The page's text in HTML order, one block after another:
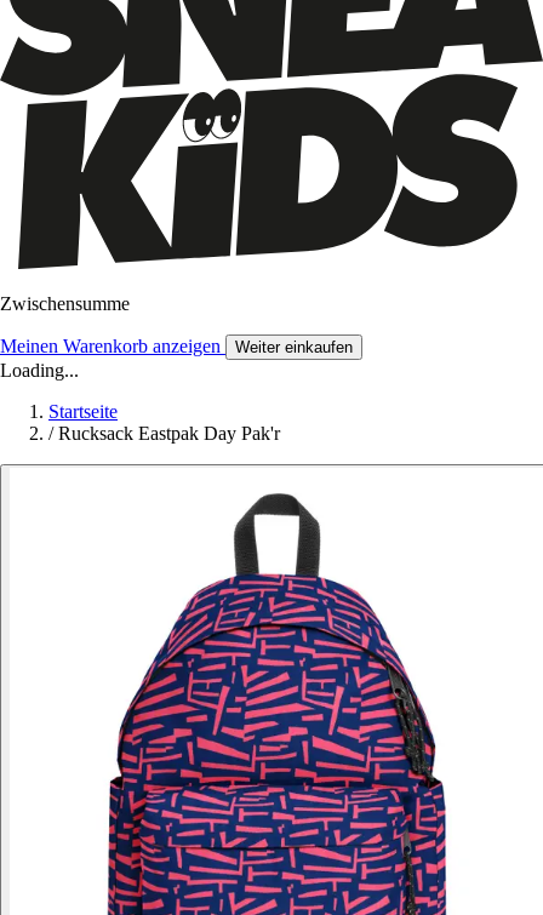
Zwischensumme
Meinen Warenkorb anzeigen Weiter einkaufen
Loading...
Startseite
/ Rucksack Eastpak Day Pak'r